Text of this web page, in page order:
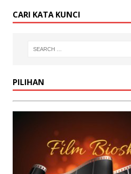
CARI KATA KUNCI
PILIHAN